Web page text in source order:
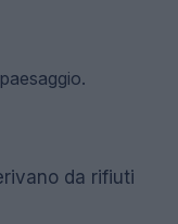
da rifiuti